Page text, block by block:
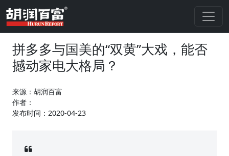
拼多多与国美的“双黄”大戏，能否
撼动家电大格局？
来源：胡润百富
作者：
发布时间：2020-04-23